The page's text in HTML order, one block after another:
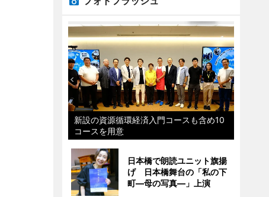
新設の資源循環経済入門コースも含め10
コースを用意
日本橋で朗読ユニット旗揚
げ 日本橋舞台の「私の下
町―母の写真―」上演